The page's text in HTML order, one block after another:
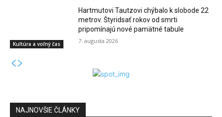
Kultúra a voľný čas
Hartmutovi Tautzovi chýbalo k slobode 22
metrov. Štyridsať rokov od smrti
pripomínajú nové pamätné tabule
7. augusta 2026
NAJNOVŠIE ČLÁNKY